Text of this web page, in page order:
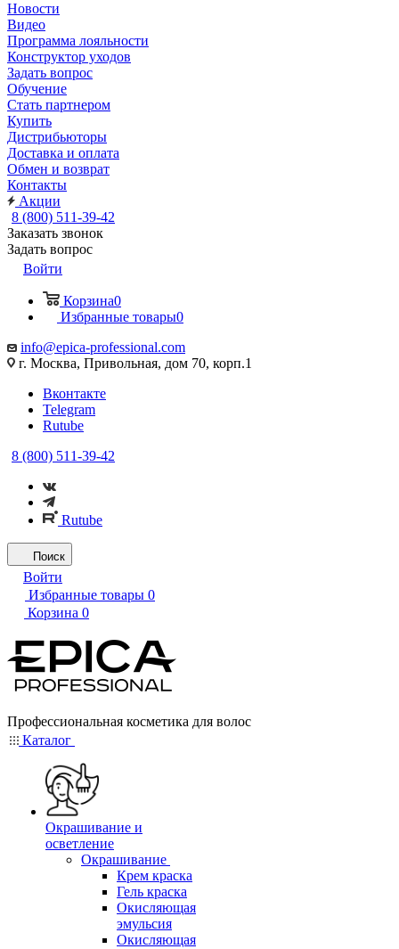
Новости
Видео
Программа лояльности
Конструктор уходов
Задать вопрос
Обучение
Стать партнером
Купить
Дистрибьюторы
Доставка и оплата
Обмен и возврат
Контакты
Акции
8 (800) 511-39-42
Заказать звонок
Задать вопрос
Войти
Корзина0
Избранные товары0
info@epica-professional.com
г. Москва, Привольная, дом 70, корп.1
Вконтакте
Telegram
Rutube
8 (800) 511-39-42
Rutube
Поиск
Войти
Избранные товары 0
Корзина 0
Профессиональная косметика для волос
Каталог
Окрашивание и
осветление
Окрашивание
Крем краска
Гель краска
Окисляющая
эмульсия
Окисляющая